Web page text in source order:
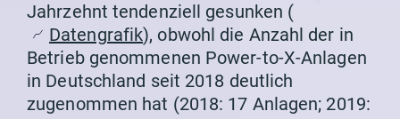
Jahrzehnt tendenziell gesunken (
Datengrafik), obwohl die Anzahl der in
Betrieb genommenen Power-to-X-Anlagen
in Deutschland seit 2018 deutlich
zugenommen hat (2018: 17 Anlagen; 2019: